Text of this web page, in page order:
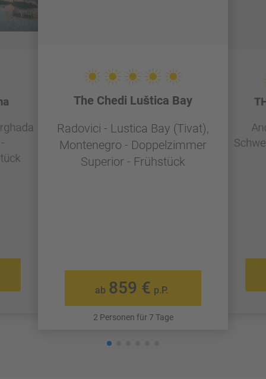
The Chedi Luštica Bay
Radovici - Lustica Bay (Tivat),
Montenegro - Doppelzimmer
Superior - Frühstück
ab 859 € p.P.
2 Personen für 7 Tage